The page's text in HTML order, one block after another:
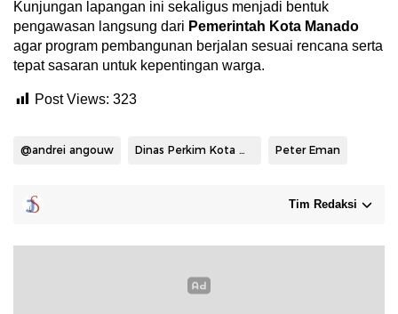
Kunjungan lapangan ini sekaligus menjadi bentuk
pengawasan langsung dari Pemerintah Kota Manado
agar program pembangunan berjalan sesuai rencana serta
tepat sasaran untuk kepentingan warga.
Post Views: 323
@andrei angouw Dinas Perkim Kota Manado Peter Eman
Tim Redaksi